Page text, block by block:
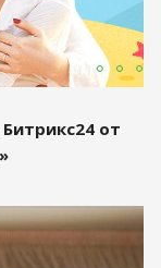
от